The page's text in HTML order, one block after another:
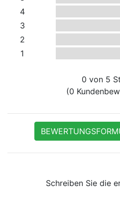
4
3
2
1
0 von 5
(0
Schreiben Sie die